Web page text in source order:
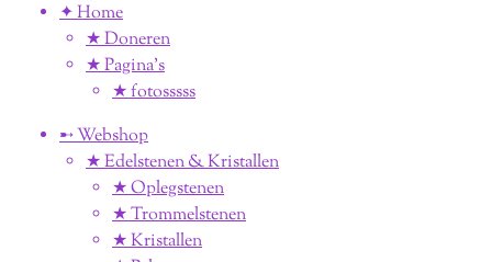
✦ Home
★ Doneren
★ Pagina’s
★ fotosssss
➸ Webshop
★ Edelstenen & Kristallen
★ Oplegstenen
★ Trommelstenen
★ Kristallen